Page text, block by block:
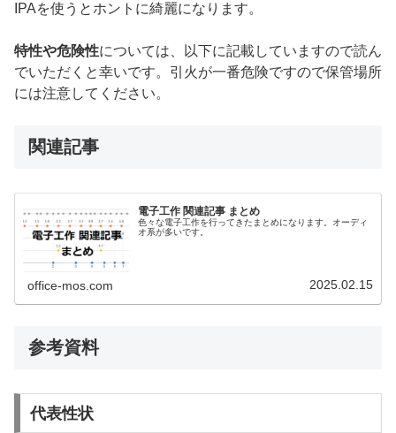
IPAを使うとホントに綺麗になります。
特性や危険性については、以下に記載していますので読ん
でいただくと幸いです。引火が一番危険ですので保管場所
には注意してください。
関連記事
電子工作 関連記事 まとめ
色々な電子工作を行ってきたまとめになります。オーディ
オ系が多いです。
office-mos.com 2025.02.15
参考資料
代表性状